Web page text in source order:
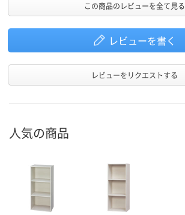
この商品のレビューを全て見る
レビューを書く
レビューをリクエストする
人気の商品